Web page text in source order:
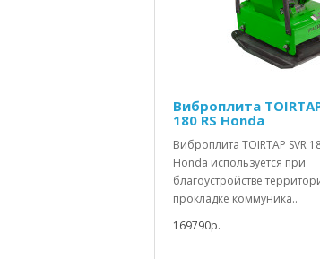
Виброплита
180 RS Honda
Виброплита TOIRTAP SVR
Honda используется при
благоустройстве
прокладке коммуника..
169790р.